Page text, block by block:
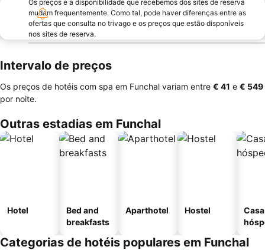
Os preços e a disponibilidade que recebemos dos sites de reserva
mudam frequentemente. Como tal, pode haver diferenças entre as
ofertas que consulta no trivago e os preços que estão disponíveis
nos sites de reserva.
Intervalo de preços
Os preços de hotéis com spa em Funchal variam entre ‎€ 41 e ‎€ 549
por noite.
Outras estadias em Funchal
Hotel
Bed and
breakfasts
Aparthotel Hostel
Categorias de hotéis populares em Funchal